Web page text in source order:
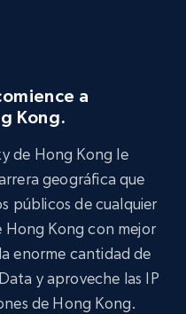
a
Kong.
de Hong Kong le
geográfica que
públicos de cualquier
Hong Kong con mejor
enorme cantidad de
y aproveche las IP
de Hong Kong.